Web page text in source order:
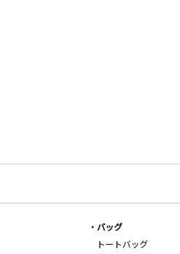
バッグ
トートバッグ